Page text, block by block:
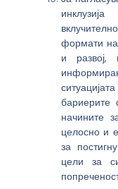
формати
и
начините
целосно и
за
цели за